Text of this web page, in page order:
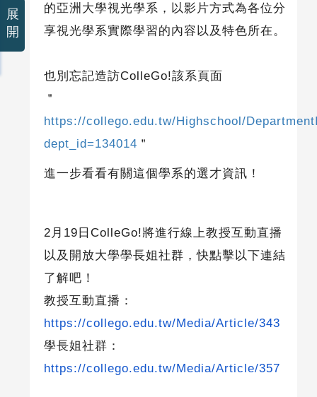
的亞洲大學視光學系，以影片方式為各位分
享視光學系實際學習的內容以及特色所在。
也別忘記造訪ColleGo!該系頁面
＂
https://collego.edu.tw/Highschool/
dept_id=134014 ＂
進一步看看有關這個學系的選才資訊！
2 月19日ColleGo!將進行線上教授互動直播
以及開放大學學長姐社群，快點擊以下連結
了解吧！
教授互動直播：
https://collego.edu.tw/Media/Article/343
學長姐社群：
https://collego.edu.tw/Media/Article/357
展
開